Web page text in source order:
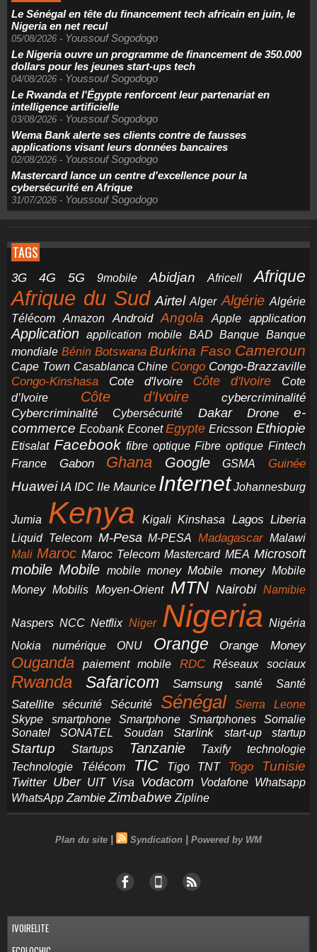
Le Sénégal en tête du financement tech africain en juin, le
Nigeria en net recul
05/08/2026 - Youssouf Sogodogo
Le Nigeria ouvre un programme de financement de 350.000
dollars pour les jeunes start-ups tech
04/08/2026 - Youssouf Sogodogo
Le Rwanda et l'Égypte renforcent leur partenariat en
intelligence artificielle
03/08/2026 - Youssouf Sogodogo
Wema Bank alerte ses clients contre de fausses
applications visant leurs données bancaires
02/08/2026 - Youssouf Sogodogo
Mastercard lance un centre d'excellence pour la
cybersécurité en Afrique
31/07/2026 - Youssouf Sogodogo
TAGS
3G 4G 5G 9mobile Abidjan Africell Afrique
Afrique du Sud Airtel Alger Algérie Algérie
Télécom
Amazon Android Angola Apple application
Application application mobile BAD Banque Banque
mondiale Bénin Botswana Burkina Faso Cameroun
Cape Town Casablanca Chine Congo Congo-Brazzaville
Congo-Kinshasa Cote d'Ivoire Côte d'Ivoire
Cote
d’Ivoire
Côte d’Ivoire
cybercriminalité
Cybercriminalité
Cybersécurité Dakar Drone
e-
commerce Ecobank Econet Egypte Ericsson Ethiopie
Etisalat Facebook fibre optique Fibre optique Fintech
France
Gabon Ghana Google GSMA Guinée
Huawei IA IDC Ile Maurice Internet Johannesburg
Jumia Kenya Kigali Kinshasa Lagos Liberia
Liquid Telecom M-Pesa M-PESA Madagascar Malawi
Mali Maroc Maroc Telecom Mastercard MEA Microsoft
mobile Mobile mobile money Mobile money Mobile
Money Mobilis Moyen-Orient MTN Nairobi Namibie
Naspers NCC Netflix Niger Nigeria Nigéria
Nokia
numérique ONU Orange Orange Money
Ouganda paiement mobile RDC Réseaux sociaux
Rwanda Safaricom Samsung santé Santé
Satellite sécurité Sécurité Sénégal
Sierra Leone
Skype
smartphone Smartphone Smartphones
Somalie
Sonatel
SONATEL Soudan Starlink start-up startup
Startup Startups Tanzanie Taxify
technologie
Technologie
Télécom TIC Tigo TNT Togo Tunisie
Twitter Uber UIT Visa Vodacom Vodafone Whatsapp
WhatsApp Zambie Zimbabwe Zipline
Plan du site | Syndication | Powered by WM
IVOIRELITE